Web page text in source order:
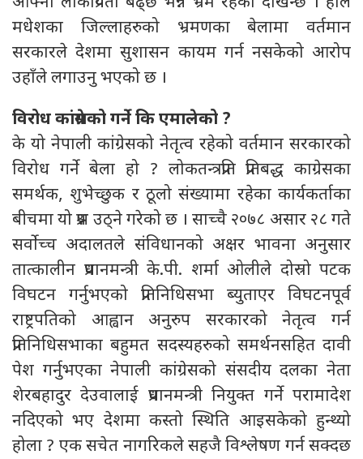
मधेशका जिल्लाहरुको भ्रमणका बेलामा वर्तमान
सरकारले देशमा सुशासन कायम गर्न नसकेको आरोप
उहाँले लगाउनु भएको छ ।
विरोध कांग्रेसको गर्ने कि एमालेको ?
के यो नेपाली कांग्रेसको नेतृत्व रहेको वर्तमान सरकारको
विरोध गर्ने बेला हो ? लोकतन्त्रप्रति प्रतिबद्ध काग्रेसका
समर्थक, शुभेच्छुक र ठूलो संख्यामा रहेका कार्यकर्ताका
बीचमा यो प्रश्न उठ्ने गरेको छ । साच्चै २०७८ असार २८ गते
सर्वोच्च अदालतले संविधानको अक्षर भावना अनुसार
तात्कालीन प्रधानमन्त्री के.पी. शर्मा ओलीले दोस्रो पटक
विघटन गर्नुभएको प्रतिनिधिसभा ब्युताएर विघटनपूर्व
राष्ट्रपतिको आह्वान अनुरुप सरकारको नेतृत्व गर्न
प्रतिनिधिसभाका बहुमत सदस्यहरुको समर्थनसहित दावी
पेश गर्नुभएका नेपाली कांग्रेसको संसदीय दलका नेता
शेरबहादुर देउवालाई प्रधानमन्त्री नियुक्त गर्ने परामादेश
नदिएको भए देशमा कस्तो स्थिति आइसकेको हुन्थ्यो
होला ? एक सचेत नागरिकले सहजै विश्लेषण गर्न सक्दछ